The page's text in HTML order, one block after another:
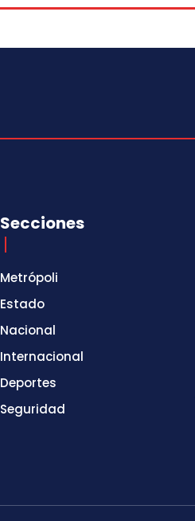
Secciones
Metrópoli
Estado
Nacional
Internacional
Deportes
Seguridad